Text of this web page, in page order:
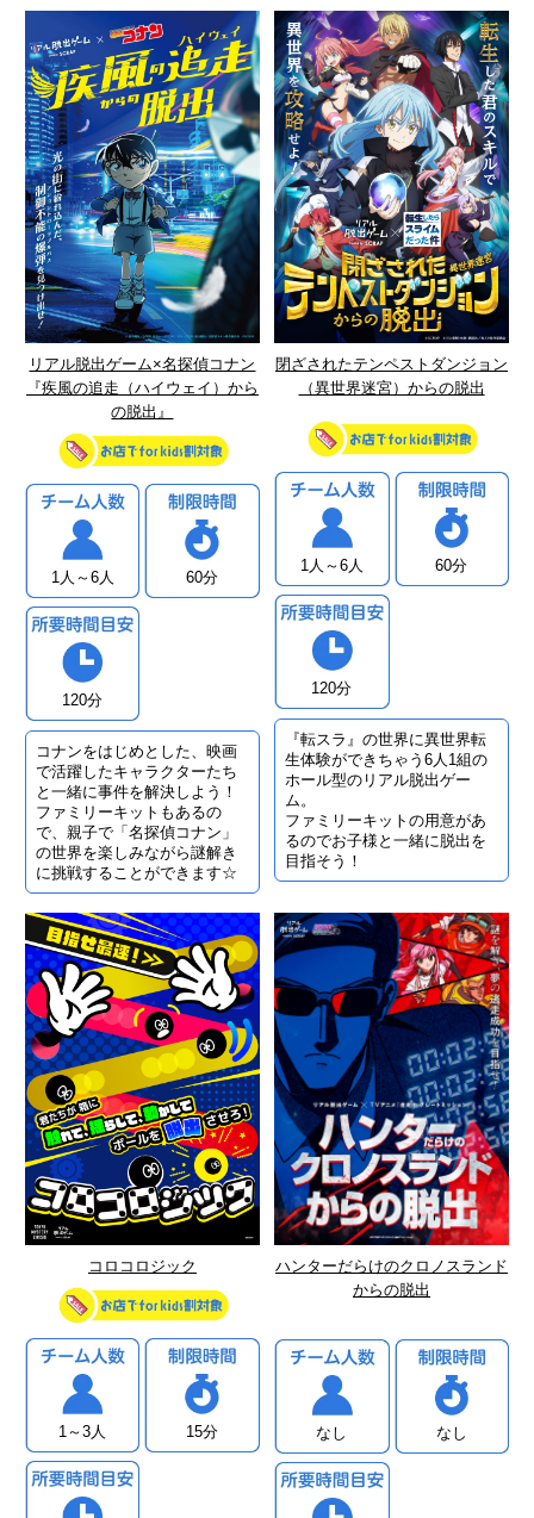
リアル脱出ゲーム×名探偵コナン
『疾風の追走（ハイウェイ）から
の脱出』
1人～6人 60分
120分
コナンをはじめとした、映画
で活躍したキャラクターたち
と一緒に事件を解決しよう！
ファミリーキットもあるの
で、親子で「名探偵コナン」
の世界を楽しみながら謎解き
に挑戦することができます☆
閉ざされたテンペストダンジョン
（異世界迷宮）からの脱出
1人～6人 60分
120分
『転スラ』の世界に異世界転
生体験ができちゃう6人1組の
ホール型のリアル脱出ゲー
ム。
ファミリーキットの用意があ
るのでお子様と一緒に脱出を
目指そう！
コロコロジック
1～3人 15分
ハンターだらけのクロノスランド
からの脱出
なし なし